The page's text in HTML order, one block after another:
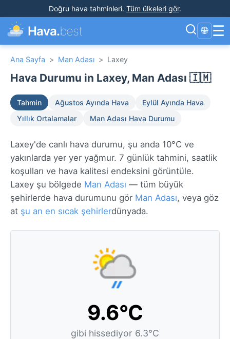
Doğru hava tahminleri. Tüm ülkeleri gör.
Hava.best 🌐 ☰
Ana Sayfa > Man Adası > Laxey
Hava Durumu in Laxey, Man Adası 🇮🇲
Tahmin Ağustos Ayında Hava
Eylül Ayında Hava
Yıllık Ortalamalar
Man Adası Hava Durumu
Laxey'de canlı hava durumu, şu anda 10°C ve
yakınlarda yer yer yağmur. 7 günlük tahmini, saatlik
koşulları ve hava kalitesi endeksini görüntüle.
Laxey şu bölgede Man Adası — tüm büyük
şehirlerde hava durumunu gör Man Adası, veya göz
at şu an en sıcak şehirlerdünyada.
9.6°C
gibi hissediyor 6.3°C